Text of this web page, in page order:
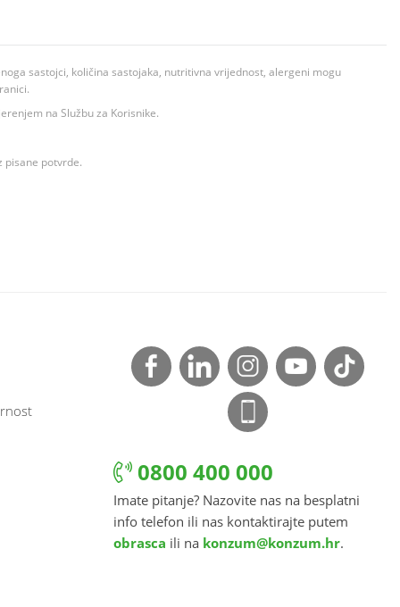
sastojci, količina sastojaka, nutritivna vrijednost, alergeni mogu
na Službu za Korisnike.
pisane potvrde.
0800 400 000
Imate pitanje? Nazovite nas na besplatni
info telefon ili nas kontaktirajte putem
obrasca ili na konzum@konzum.hr.